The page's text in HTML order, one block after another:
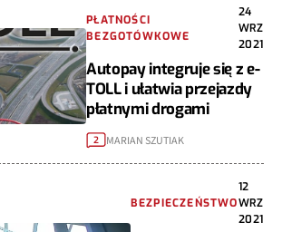
PŁATNOŚCI
BEZGOTÓWKOWE
24
WRZ
2021
Autopay integruje się z e-
TOLL i ułatwia przejazdy
płatnymi drogami
2 MARIAN SZUTIAK
BEZPIECZEŃSTWO
12
WRZ
2021